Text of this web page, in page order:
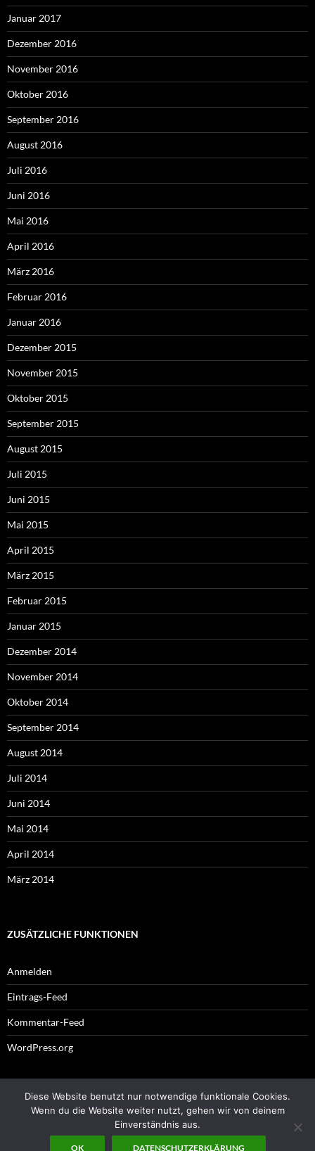
Januar 2017
Dezember 2016
November 2016
Oktober 2016
September 2016
August 2016
Juli 2016
Juni 2016
Mai 2016
April 2016
März 2016
Februar 2016
Januar 2016
Dezember 2015
November 2015
Oktober 2015
September 2015
August 2015
Juli 2015
Juni 2015
Mai 2015
April 2015
März 2015
Februar 2015
Januar 2015
Dezember 2014
November 2014
Oktober 2014
September 2014
August 2014
Juli 2014
Juni 2014
Mai 2014
April 2014
März 2014
ZUSÄTZLICHE FUNKTIONEN
Anmelden
Eintrags-Feed
Kommentar-Feed
WordPress.org
Impressum
Diese Website benutzt nur notwendige funktionale Cookies.
Wenn du die Website weiter nutzt, gehen wir von deinem
Einverständnis aus.
OK DATENSCHUTZERKLÄRUNG